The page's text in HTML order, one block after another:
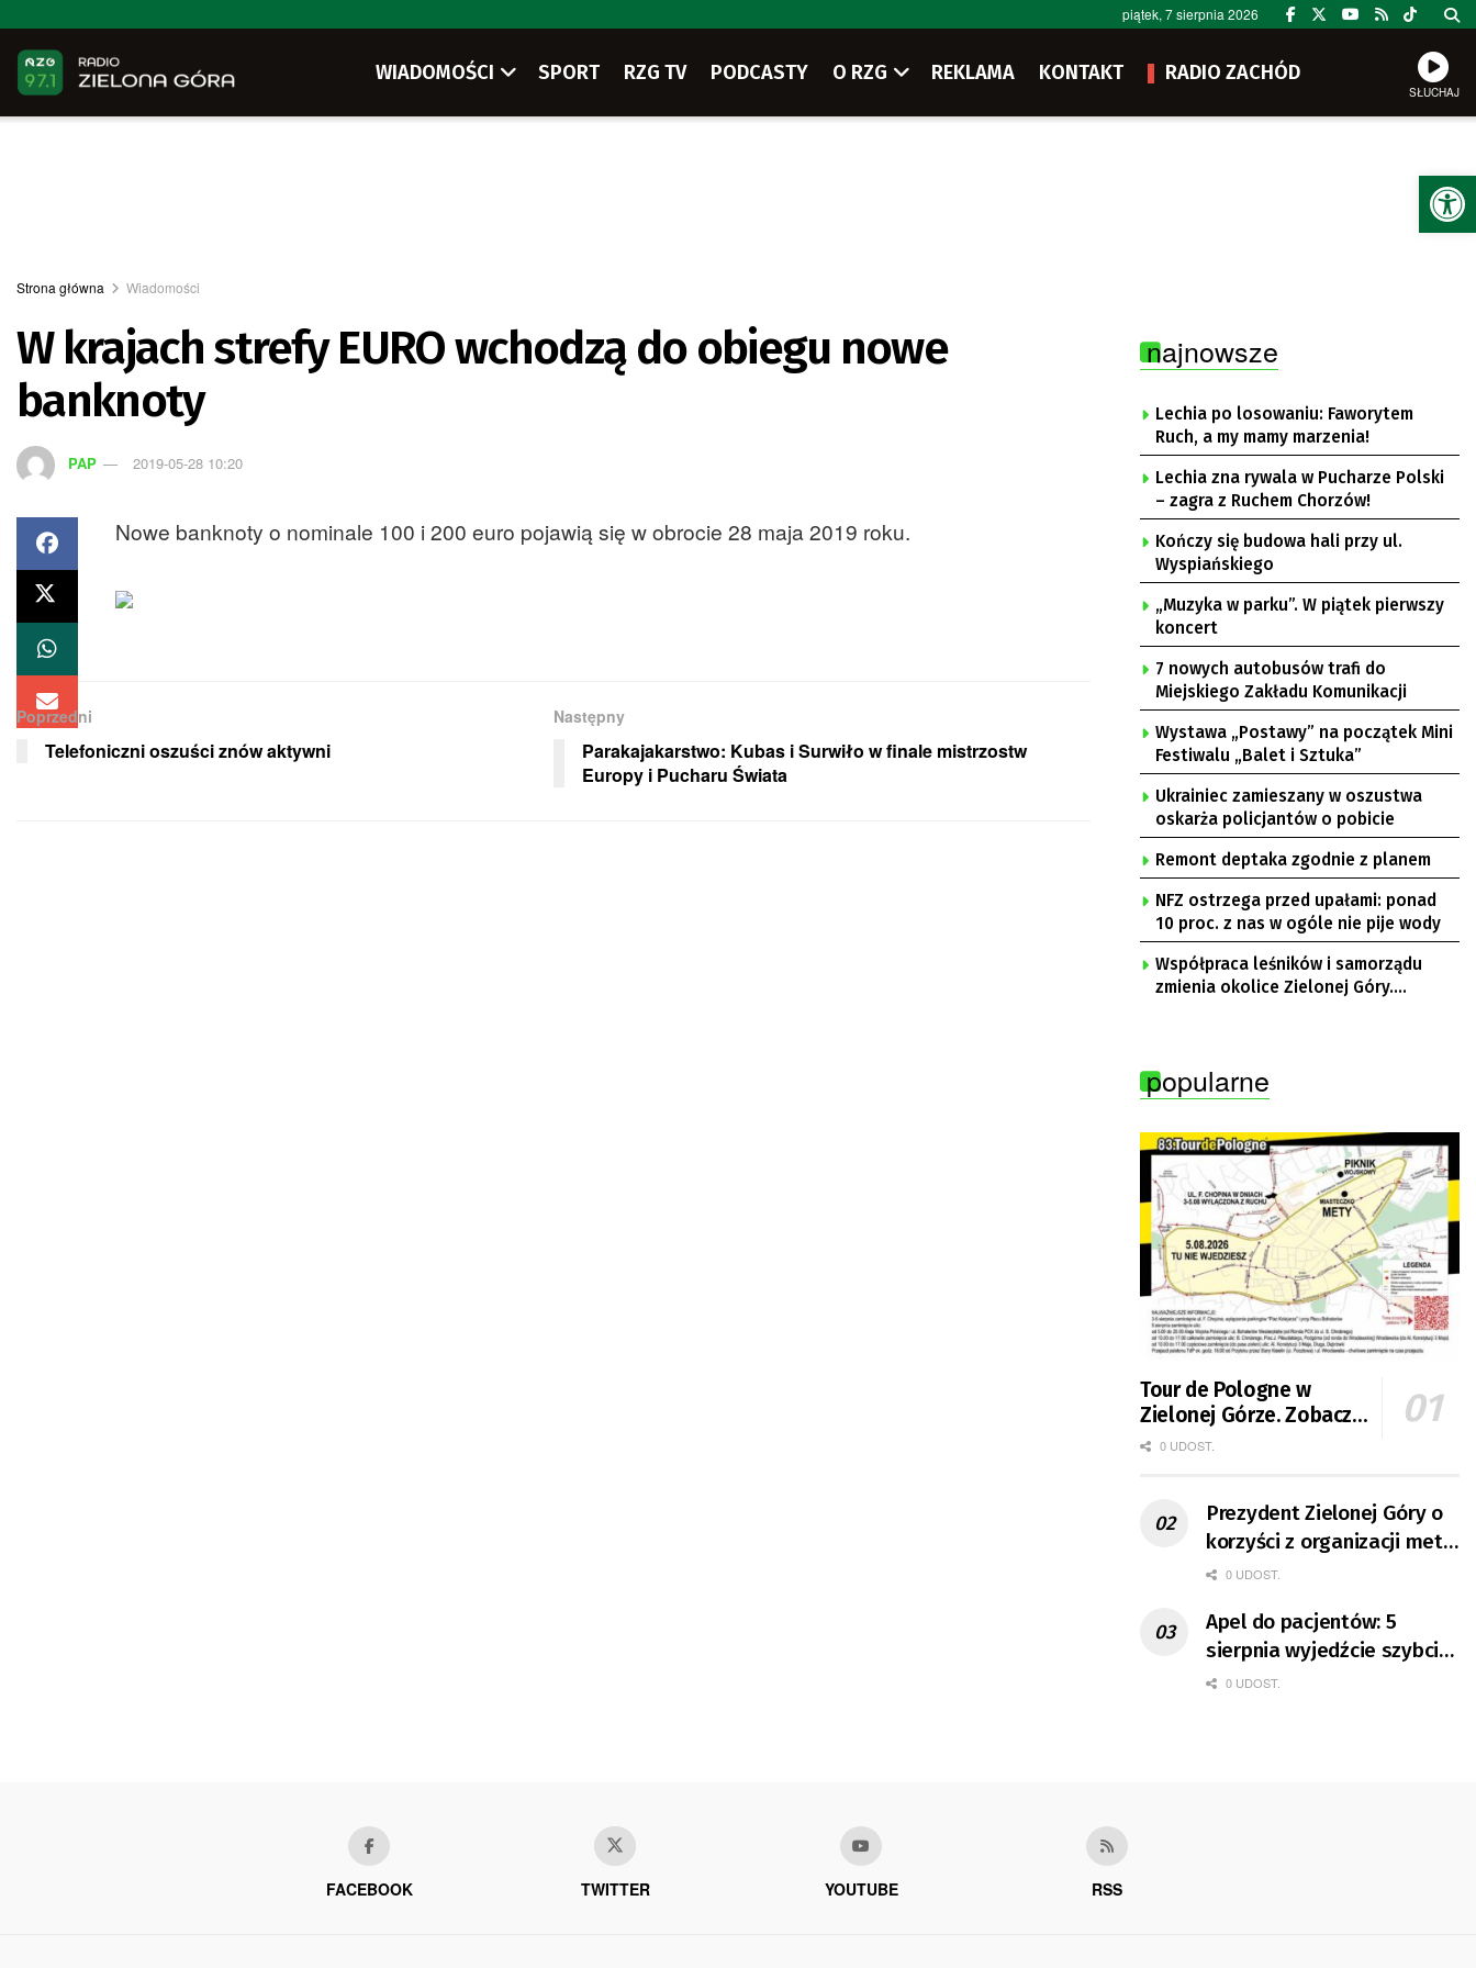
piątek, 7 sierpnia 2026
WIADOMOŚCI SPORT RZG TV PODCASTY O RZG REKLAMA KONTAKT RADIO ZACHÓD
SŁUCHAJ
Strona główna Wiadomości
W krajach strefy EURO wchodzą do obiegu nowe
banknoty
PAP 2019-05-28 10:20
Nowe banknoty o nominale 100 i 200 euro pojawią się w obrocie 28 maja 2019 roku.
Poprzedni
Telefoniczni oszuści znów aktywni
Następny
Parakajakarstwo: Kubas i Surwiło w finale mistrzostw
Europy i Pucharu Świata
najnowsze
Lechia po losowaniu: Faworytem
Ruch, a my mamy marzenia!
Lechia zna rywala w Pucharze Polski
– zagra z Ruchem Chorzów!
Kończy się budowa hali przy ul.
Wyspiańskiego
„Muzyka w parku”. W piątek pierwszy
koncert
7 nowych autobusów trafi do
Miejskiego Zakładu Komunikacji
Wystawa „Postawy” na początek Mini
Festiwalu „Balet i Sztuka”
Ukrainiec zamieszany w oszustwa
oskarża policjantów o pobicie
Remont deptaka zgodnie z planem
NFZ ostrzega przed upałami: ponad
10 proc. z nas w ogóle nie pije wody
Współpraca leśników i samorządu
zmienia okolice Zielonej Góry.
popularne
Tour de Pologne w
Zielonej Górze. Zobacz
zmiany w organizacji
0 UDOST.
Prezydent Zielonej Góry o
korzyści z organizacji mety
Tour de Pologne
0 UDOST.
Apel do pacjentów: 5
sierpnia wyjedźcie szybciej
z domów
0 UDOST.
FACEBOOK TWITTER YOUTUBE RSS